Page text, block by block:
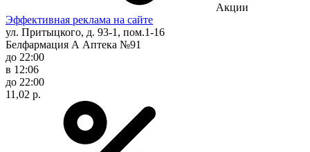
Акции
Эффективная реклама на сайте
ул. Притыцкого, д. 93-1, пом.1-16
Белфармация А Аптека №91
до 22:00
в 12:06
до 22:00
11,02 р.